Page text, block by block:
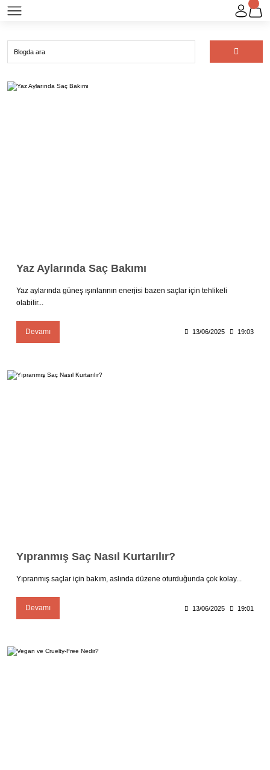
Yaz Aylarında Saç Bakımı
Yaz aylarında güneş ışınlarının enerjisi bazen saçlar için tehlikeli
olabilir...
Devamı 13/06/2025 19:03
Yıpranmış Saç Nasıl Kurtarılır?
Yıpranmış saçlar için bakım, aslında düzene oturduğunda çok kolay...
Devamı 13/06/2025 19:01